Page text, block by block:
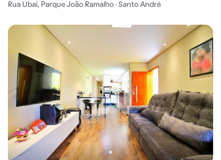
Rua Ubai, Parque João Ramalho · Santo André